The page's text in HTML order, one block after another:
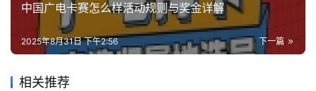
中国广电卡赛怎么样活动规则与奖金详解
下一篇
2025年8月31日 下午2:56
相关推荐